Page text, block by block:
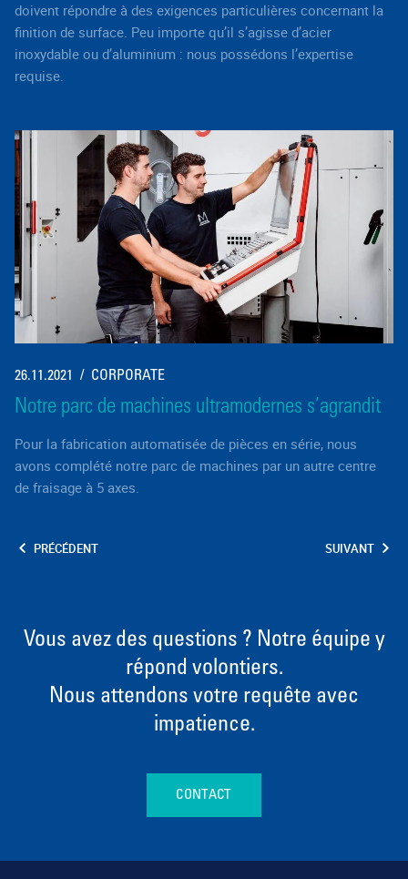
doivent répondre à des exigences particulières concernant la
finition de surface. Peu importe qu’il s’agisse d’acier
inoxydable ou d’aluminium : nous possédons l’expertise
requise.
26.11.2021 CORPORATE
Notre parc de machines ultramodernes s’agrandit
Pour la fabrication automatisée de pièces en série, nous
avons complété notre parc de machines par un autre centre
de fraisage à 5 axes.
PRÉCÉDENT SUIVANT
Vous avez des questions ? Notre équipe y
répond volontiers.
Nous attendons votre requête avec
impatience.
CONTACT